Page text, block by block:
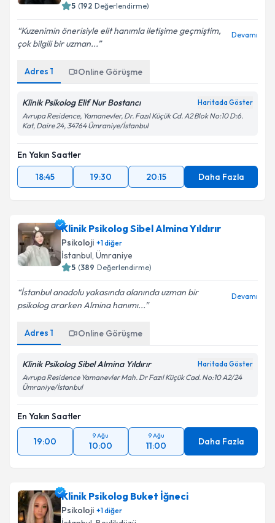
5 (192 Değerlendirme)
Kuzenimin önerisiyle elit hanımla iletişime geçmiştim,
çok bilgili bir uzman...
Devamı
Adres 1 Online Görüşme
Klinik Psikolog Elif Nur Bostancı Haritada Göster
Avrupa Residence, Yamanevler, Dr. Fazıl Küçük Cd. A2 Blok No:10 D:6.
Kat, Daire 24, 34764 Ümraniye/İstanbul
En Yakın Saatler
18:45
19:30 20:15 Daha Fazla
Klinik Psikolog Sibel Almina Yıldırır
Psikoloji +1diğer
İstanbul, Ümraniye
5 (389 Değerlendirme)
İstanbul anadolu yakasında alanında uzman bir
psikolog ararken Almina hanımı...
Devamı
Adres 1 Online Görüşme
Klinik Psikolog Sibel Almina Yıldırır Haritada Göster
Avrupa Residence Yamanevler Mah. Dr Fazıl Küçük Cad. No:10 A2/24
Ümraniye/İstanbul
En Yakın Saatler
19:00
9 Ağu
10:00
9 Ağu
11:00 Daha Fazla
Klinik Psikolog Buket İğneci
Psikoloji +1diğer